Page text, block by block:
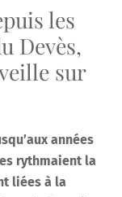
les
Devès,
sur
années
rythmaient la
liées à la